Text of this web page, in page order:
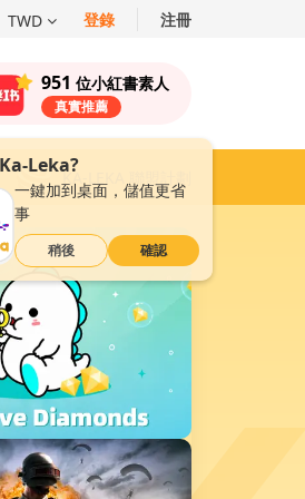
TWD 登錄 注冊
Leka?
一鍵加到桌面，儲值更省
事
稍後 確認
951 位小紅書素人
真實推薦
KA-LEKA 聯盟計劃